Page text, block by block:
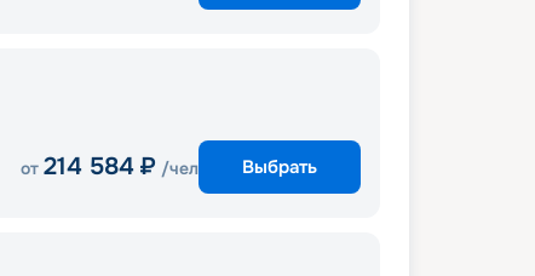
от 214 584 ₽ /чел Выбрать